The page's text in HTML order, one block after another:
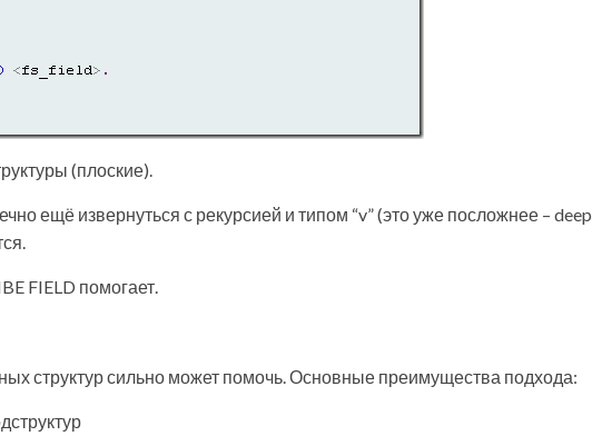
(плоские).
ещё извернуться с рекурсией и типом “v” (это уже посложнее – deep
FIELD помогает.
структур сильно может помочь. Основные преимущества подхода: